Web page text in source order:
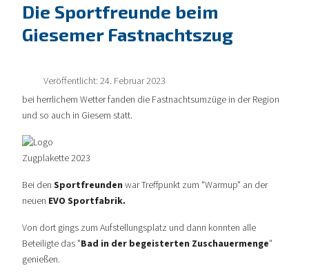
Die Sportfreunde beim
Giesemer Fastnachtszug
Veröffentlicht: 24. Februar 2023
bei herrlichem Wetter fanden die Fastnachtsumzüge in der Region
und so auch in Giesem statt.
Bei den Sportfreunden war Treffpunkt zum "Warmup" an der
neuen EVO Sportfabrik.
Von dort gings zum Aufstellungsplatz und dann konnten alle
Beteiligte das "Bad in der begeisterten Zuschauermenge"
genießen.